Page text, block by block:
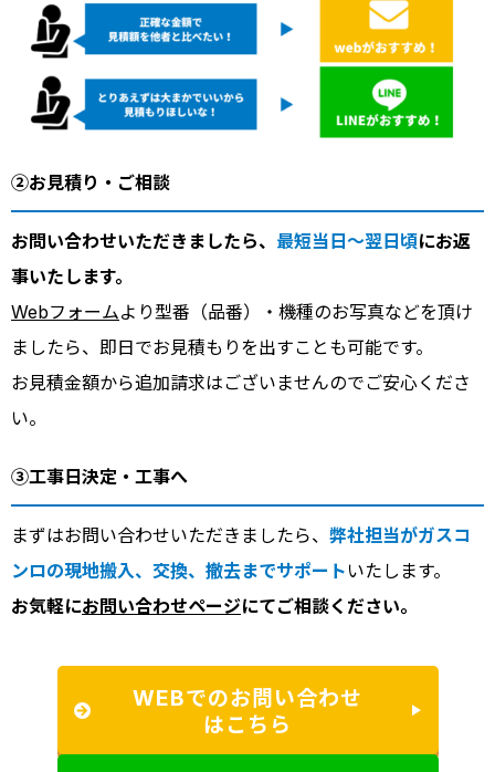
②お見積り・ご相談
お問い合わせいただきましたら、 最短当日～翌日頃にお返
事いたします。
Webフォームより型番（品番）・機種のお写真などを頂け
ましたら、即日でお見積もりを出すことも可能です。
お見積金額から追加請求はございませんのでご安心くださ
い。
③工事日決定・工事へ
まずはお問い合わせいただきましたら、 弊社担当がガスコ
ンロの現地搬入、交換、撤去までサポート いたします。
お気軽にお問い合わせページにてご相談ください。
WEBでのお問い合わせ
はこちら